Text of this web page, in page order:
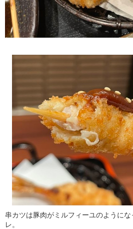
串カツは豚肉がミルフィーユのように
レ。